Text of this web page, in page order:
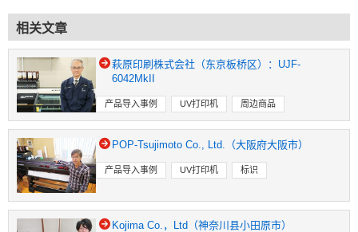
相关文章
萩原印刷株式会社（东京板桥区）：UJF-
6042MkII
产品导入事例 UV打印机 周边商品
POP-Tsujimoto Co., Ltd.（大阪府大阪市）
产品导入事例 UV打印机 标识
Kojima Co.，Ltd（神奈川县小田原市）